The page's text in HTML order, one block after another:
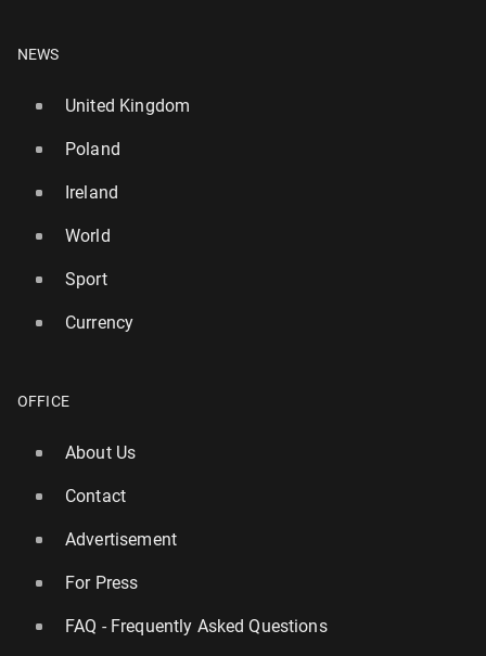
NEWS
United Kingdom
Poland
Ireland
World
Sport
Currency
OFFICE
About Us
Contact
Advertisement
For Press
FAQ - Frequently Asked Questions